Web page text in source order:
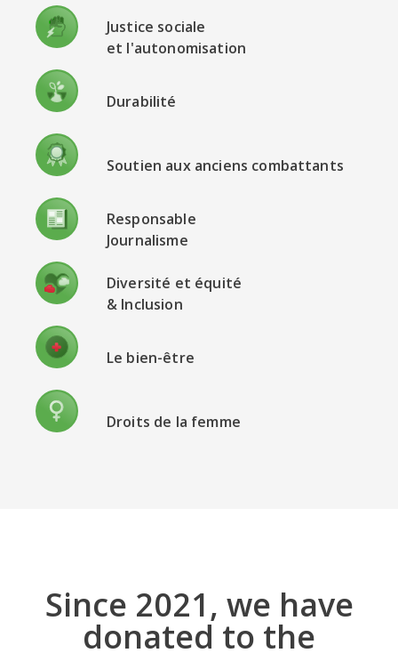
Justice sociale
et l'autonomisation
Durabilité
Soutien aux anciens combattants
Responsable
Journalisme
Diversité et équité
& Inclusion
Le bien-être
Droits de la femme
Since 2021, we have
donated to the